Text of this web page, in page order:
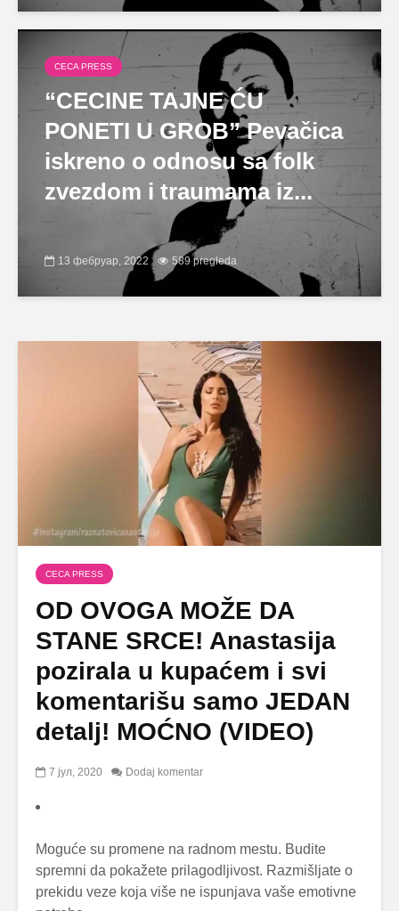
CECA PRESS
“CECINE TAJNE ĆU
PONETI U GROB” Pevačica
iskreno o odnosu sa folk
zvezdom i traumama iz...
13 фебруар, 2022 589 pregleda
CECA PRESS
OD OVOGA MOŽE DA
STANE SRCE! Anastasija
pozirala u kupaćem i svi
komentarišu samo JEDAN
detalj! MOĆNO (VIDEO)
7 јул, 2020 Dodaj komentar
Moguće su promene na radnom mestu. Budite
spremni da pokažete prilagodljivost. Razmišljate o
prekidu veze koja više ne ispunjava vaše emotivne